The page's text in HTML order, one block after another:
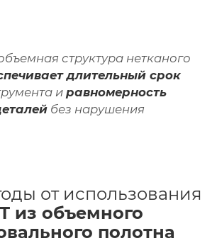
структура нетканого
длительный срок
и равномерность
без нарушения
от использования
из объемного
полотна